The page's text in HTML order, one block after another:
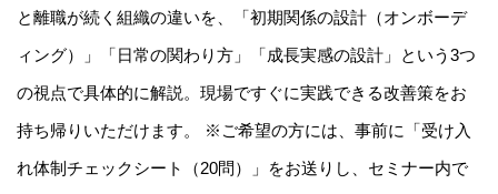
と離職が続く組織の違いを、「初期関係の設計（オンボーデ
ィング）」「日常の関わり方」「成長実感の設計」という3つ
の視点で具体的に解説。現場ですぐに実践できる改善策をお
持ち帰りいただけます。 ※ご希望の方には、事前に「受け入
れ体制チェックシート（20問）」をお送りし、セミナー内で